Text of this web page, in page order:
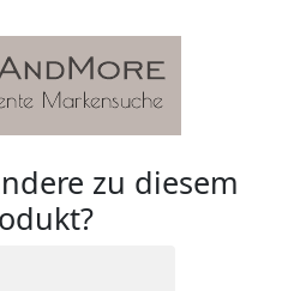
zu diesem